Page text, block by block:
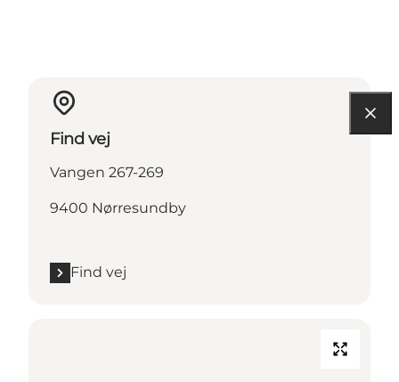
Find vej
Vangen 267-269
9400 Nørresundby
Find vej